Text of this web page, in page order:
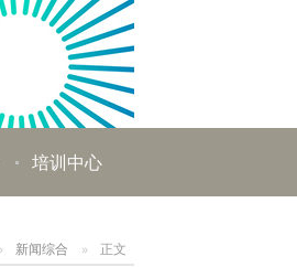
培训中心
新闻综合 正文